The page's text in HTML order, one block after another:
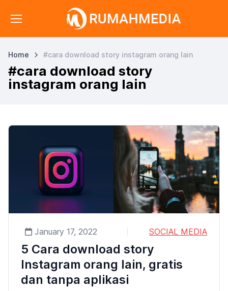
Home #cara download story instagram orang lain
#cara download story
instagram orang lain
January 17, 2022 SOCIAL MEDIA
5 Cara download story
Instagram orang lain, gratis
dan tanpa aplikasi